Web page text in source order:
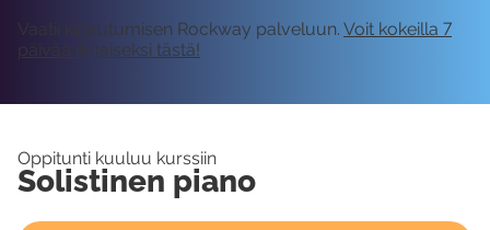
Vaatii kirjautumisen Rockway palveluun. Voit kokeilla 7
päivää ilmaiseksi tästä!
Oppitunti kuuluu kurssiin
Solistinen piano